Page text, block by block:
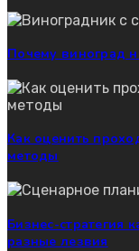
Почему виноград
Как оценить
методы
Бизнес-стратегия
разные лезвия